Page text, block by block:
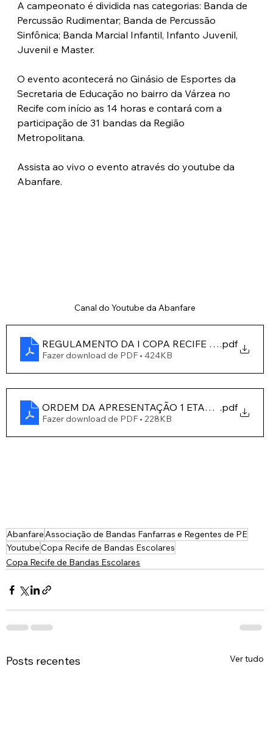
A campeonato é dividida nas categorias: Banda de
Percussão Rudimentar; Banda de Percussão
Sinfônica; Banda Marcial Infantil, Infanto Juvenil,
Juvenil e Master.
O evento acontecerá no Ginásio de Esportes da
Secretaria de Educação no bairro da Várzea no
Recife com início as 14 horas e contará com a
participação de 31 bandas da Região
Metropolitana.
Assista ao vivo o evento através do youtube da
Abanfare.
Canal do Youtube da Abanfare
REGULAMENTO DA I COPA RECIFE DE BANDAS
.pdf
Fazer download de PDF • 424KB
ORDEM DA APRESENTAÇÃO 1 ETAPA.pdf
Fazer download de PDF • 228KB
AbanfareAssociação de Bandas Fanfarras e Regentes de PE
YoutubeCopa Recife de Bandas Escolares
Copa Recife de Bandas Escolares
Posts recentes Ver tudo